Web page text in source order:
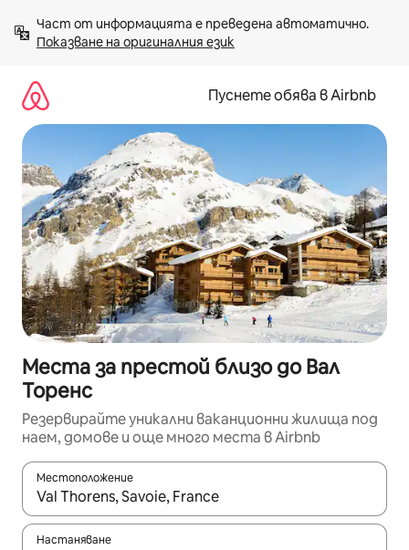
към
съдържанието
Показване на оригиналния език
Пуснете обява в Airbnb
Места за престой близо до Вал
Торенс
Резервирайте уникални ваканционни жилища под
наем, домове и още много места в Airbnb
Местоположение
Когато резултатите се покажат, използвайте
Настаняване